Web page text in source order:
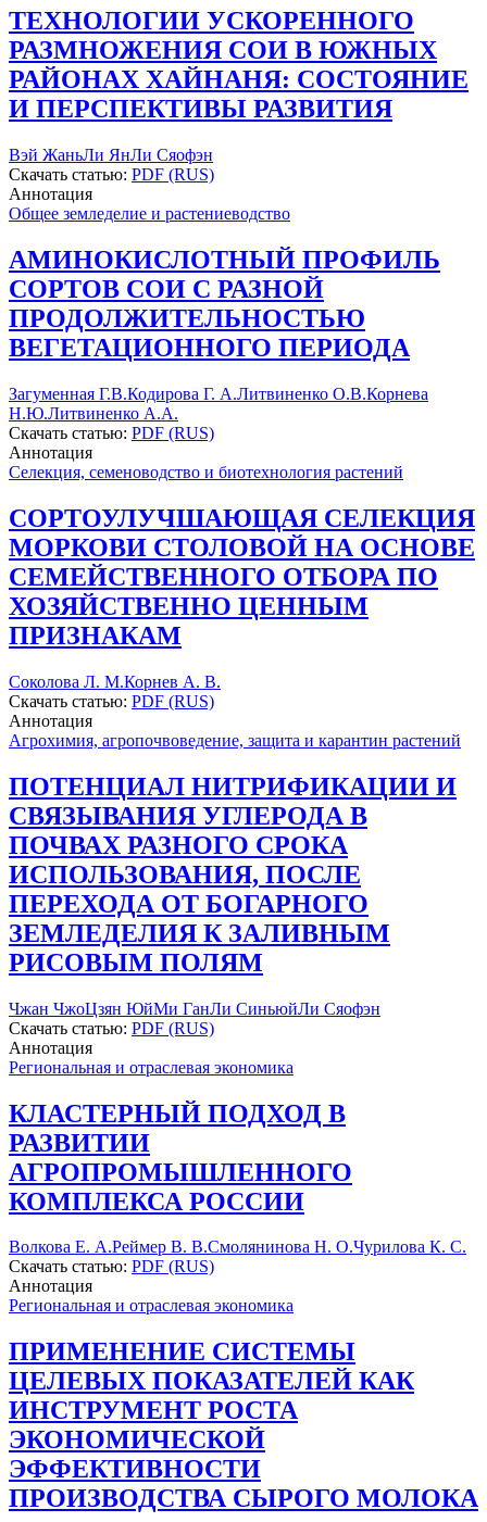
ТЕХНОЛОГИИ УСКОРЕННОГО
РАЗМНОЖЕНИЯ СОИ В ЮЖНЫХ
РАЙОНАХ ХАЙНАНЯ: СОСТОЯНИЕ
И ПЕРСПЕКТИВЫ РАЗВИТИЯ
Вэй ЖаньЛи ЯнЛи Сяофэн
Скачать статью: PDF (RUS)
Аннотация
Общее земледелие и растениеводство
АМИНОКИСЛОТНЫЙ ПРОФИЛЬ
СОРТОВ СОИ С РАЗНОЙ
ПРОДОЛЖИТЕЛЬНОСТЬЮ
ВЕГЕТАЦИОННОГО ПЕРИОДА
Загуменная Г.В.Кодирова Г. А.Литвиненко О.В.Корнева
Н.Ю.Литвиненко А.А.
Скачать статью: PDF (RUS)
Аннотация
Селекция, семеноводство и биотехнология растений
СОРТОУЛУЧШАЮЩАЯ СЕЛЕКЦИЯ
МОРКОВИ СТОЛОВОЙ НА ОСНОВЕ
СЕМЕЙСТВЕННОГО ОТБОРА ПО
ХОЗЯЙСТВЕННО ЦЕННЫМ
ПРИЗНАКАМ
Соколова Л. М.Корнев А. В.
Скачать статью: PDF (RUS)
Аннотация
Агрохимия, агропочвоведение, защита и карантин растений
ПОТЕНЦИАЛ НИТРИФИКАЦИИ И
СВЯЗЫВАНИЯ УГЛЕРОДА В
ПОЧВАХ РАЗНОГО СРОКА
ИСПОЛЬЗОВАНИЯ, ПОСЛЕ
ПЕРЕХОДА ОТ БОГАРНОГО
ЗЕМЛЕДЕЛИЯ К ЗАЛИВНЫМ
РИСОВЫМ ПОЛЯМ
Чжан ЧжоЦзян ЮйМи ГанЛи СиньюйЛи Сяофэн
Скачать статью: PDF (RUS)
Аннотация
Региональная и отраслевая экономика
КЛАСТЕРНЫЙ ПОДХОД В
РАЗВИТИИ
АГРОПРОМЫШЛЕННОГО
КОМПЛЕКСА РОССИИ
Волкова Е. А.Реймер В. В.Смолянинова Н. О.Чурилова К. С.
Скачать статью: PDF (RUS)
Аннотация
Региональная и отраслевая экономика
ПРИМЕНЕНИЕ СИСТЕМЫ
ЦЕЛЕВЫХ ПОКАЗАТЕЛЕЙ КАК
ИНСТРУМЕНТ РОСТА
ЭКОНОМИЧЕСКОЙ
ЭФФЕКТИВНОСТИ
ПРОИЗВОДСТВА СЫРОГО МОЛОКА